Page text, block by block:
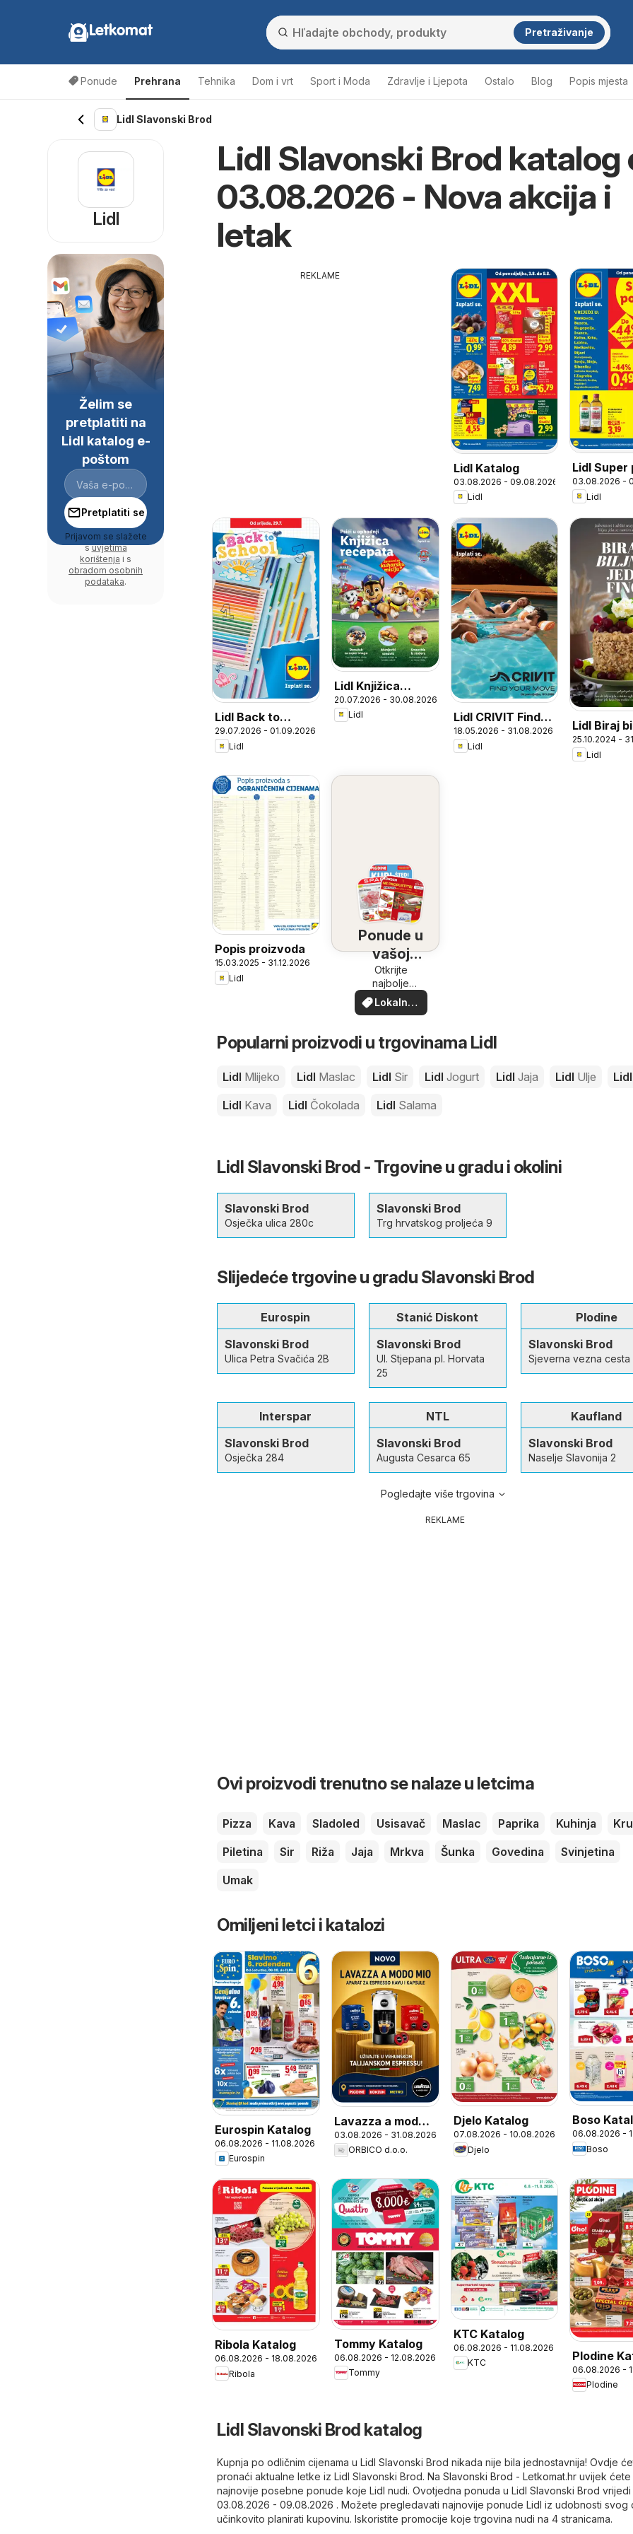
Letkomat Pretraživanje
Ponude Prehrana Tehnika Dom i vrt Sport i Moda Zdravlje i Ljepota Ostalo Blog Popis mjesta
Lidl Slavonski Brod
Lidl Slavonski Brod katalog
03.08.2026 - Nova akcija i
letak
REKLAME
Lidl Katalog
03.08.2026 - 09.08.2026
Lidl
Lidl Super
03.08.2026 -
Lidl
Lidl Back to
school uz Lidlovu
ponudu
29.07.2026 - 01.09.2026
Lidl
Lidl Knjižica
recepata Psići u
ophodnji
20.07.2026 - 30.08.2026
Lidl
Lidl CRIVIT Find
your move
18.05.2026 - 31.08.2026
Lidl
Lidl Biraj
jedi fino
25.10.2024 -
Lidl
Popis proizvoda
15.03.2025 - 31.12.2026
Lidl
Ponude u
vašoj
blizini
Otkrijte
najbolje
ponude u
vašoj blizini
Lokalne
ponude
Popularni proizvodi u trgovinama Lidl
Lidl Mlijeko Lidl Maslac Lidl Sir Lidl Jogurt Lidl Jaja Lidl Ulje
Lidl Kava Lidl Čokolada Lidl Salama
Lidl Slavonski Brod - Trgovine u gradu i okolini
Slavonski Brod
Osječka ulica 280c
Slavonski Brod
Trg hrvatskog proljeća 9
Slijedeće trgovine u gradu Slavonski Brod
Eurospin
Slavonski Brod
Ulica Petra Svačića 2B
Stanić Diskont
Slavonski Brod
Ul. Stjepana pl. Horvata
25
Plodine
Slavonski Brod
Sjeverna vezna cesta
Interspar
Slavonski Brod
Osječka 284
NTL
Slavonski Brod
Augusta Cesarca 65
Kaufland
Slavonski Brod
Naselje Slavonija 2
Pogledajte više trgovina
REKLAME
Ovi proizvodi trenutno se nalaze u letcima
Pizza Kava Sladoled Usisavač Maslac Paprika Kuhinja
Piletina
Sir Riža Jaja Mrkva Šunka Govedina
Svinjetina
Umak
Omiljeni letci i katalozi
Eurospin Katalog
06.08.2026 - 11.08.2026
Eurospin
Lavazza a modo
mio
03.08.2026 - 31.08.2026
ORBICO d.o.o.
Djelo Katalog
07.08.2026 - 10.08.2026
Djelo
Boso
06.08.2026 -
Boso
Ribola Katalog
06.08.2026 - 18.08.2026
Ribola
Tommy Katalog
06.08.2026 - 12.08.2026
Tommy
KTC Katalog
06.08.2026 - 11.08.2026
KTC
Plodine
06.08.2026 -
Plodine
Lidl Slavonski Brod katalog
Kupnja po odličnim cijenama u Lidl Slavonski Brod nikada nije bila jednostavnija! Ovdje
pronaći aktualne letke iz Lidl Slavonski Brod. Na Slavonski Brod - Letkomat.hr uvijek
najnovije posebne ponude koje Lidl nudi. Ovotjedna ponuda u Lidl Slavonski Brod
03.08.2026 - 09.08.2026 . Možete pregledavati najnovije ponude Lidl iz udobnosti svog
učinkovito planirati kupovinu. Iskoristite promocije koje trgovina nudi na 4 stranicama.
Lidl
Želim se
pretplatiti na
Lidl katalog e-
poštom
Pretplatiti se
Prijavom se slažete
suvjetima
korištenja i s
obradom osobnih
podataka.